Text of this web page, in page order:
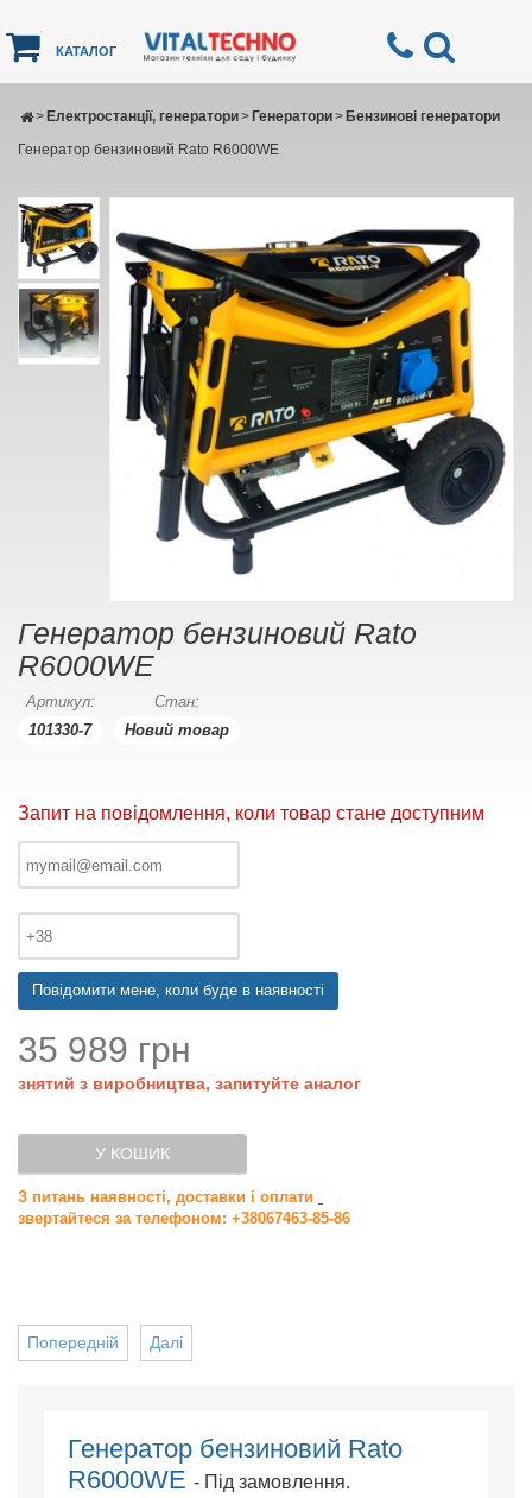
КАТАЛОГ
Електростанції, генератори
> Генератори
> Бензинові генератори
>
Генератор бензиновий Rato R6000WЕ
Генератор бензиновий Rato
R6000WЕ
Артикул:
101330-7
Стан:
Новий товар
Запит на повідомлення, коли товар стане доступним
Повідомити мене, коли буде в наявності
35 989 грн
знятий з виробництва, запитуйте аналог
У КОШИК
З питань наявності, доставки і оплати
звертайтеся за телефоном: +38067463-85-86
Далі
Попередній
Генератор бензиновий Rato
R6000WЕ - Під замовлення.